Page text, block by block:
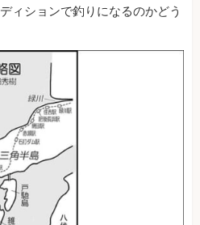
ィションで釣りになるのかどう